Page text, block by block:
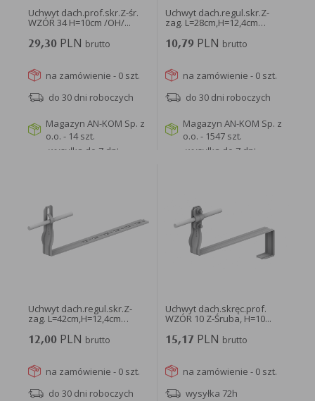
Uchwyt dach.prof.skr.Z-śr.
WZÓR 34 H=10cm /OH/...
29,30PLN brutto
na zamówienie - 0 szt.
do 30 dni roboczych
Magazyn AN-KOM Sp. z
o.o. - 14 szt.
wysyłka do 7 dni
Uchwyt dach.regul.skr.Z-
zag. L=28cm,H=12,4cm
/OG/...
10,79 PLN brutto
na zamówienie - 0 szt.
do 30 dni roboczych
Magazyn AN-KOM Sp. z
o.o. - 1547 szt.
wysyłka do 7 dni
Uchwyt dach.regul.skr.Z-
zag. L=42cm,H=12,4cm
/OG/...
12,00PLN brutto
na zamówienie - 0 szt.
do 30 dni roboczych
Uchwyt dach.skręc.prof.
WZÓR 10 Z-Śruba, H=10...
15,17 PLN brutto
na zamówienie - 0 szt.
wysyłka 72h